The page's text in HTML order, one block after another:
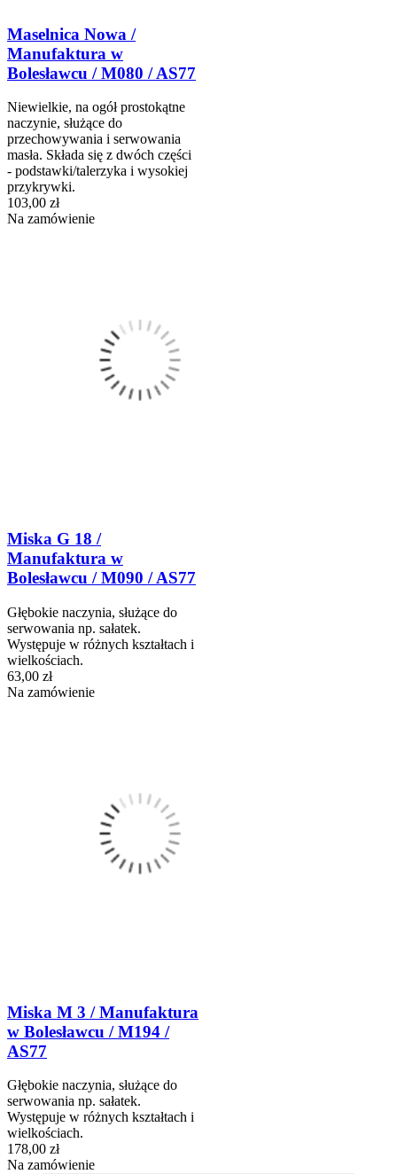
Maselnica Nowa /
Manufaktura w
Bolesławcu / M080 / AS77
Niewielkie, na ogół prostokątne
naczynie, służące do
przechowywania i serwowania
masła. Składa się z dwóch części
- podstawki/talerzyka i wysokiej
przykrywki.
103,00 zł
Na zamówienie
Miska G 18 /
Manufaktura w
Bolesławcu / M090 / AS77
Głębokie naczynia, służące do
serwowania np. sałatek.
Występuje w różnych kształtach i
wielkościach.
63,00 zł
Na zamówienie
Miska M 3 / Manufaktura
w Bolesławcu / M194 /
AS77
Głębokie naczynia, służące do
serwowania np. sałatek.
Występuje w różnych kształtach i
wielkościach.
178,00 zł
Na zamówienie